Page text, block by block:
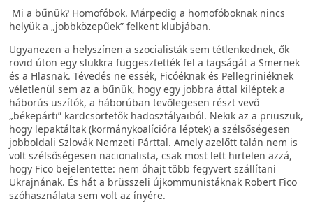
Mi a bűnük? Homofóbok. Márpedig a homofóboknak nincs
helyük a „jobbközepűek” felkent klubjában.
Ugyanezen a helyszínen a szocialisták sem tétlenkednek, ők
rövid úton egy slukkra függesztették fel a tagságát a Smernek
és a Hlasnak. Tévedés ne essék, Ficóéknak és Pellegriniéknek
véletlenül sem az a bűnük, hogy egy jobbra áttal kiléptek a
háborús uszítók, a háborúban tevőlegesen részt vevő
„békepárti” kardcsörtetők hadosztályaiból. Nekik az a priuszuk,
hogy lepaktáltak (kormánykoalícióra léptek) a szélsőségesen
jobboldali Szlovák Nemzeti Párttal. Amely azelőtt talán nem is
volt szélsőségesen nacionalista, csak most lett hirtelen azzá,
hogy Fico bejelentette: nem óhajt több fegyvert szállítani
Ukrajnának. És hát a brüsszeli újkommunistáknak Robert Fico
szóhasználata sem volt az ínyére.